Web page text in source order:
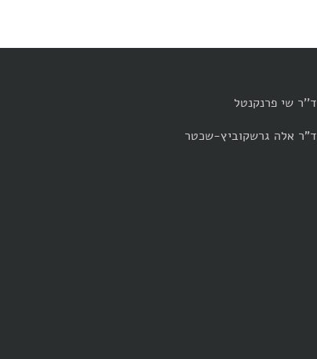
ד''ר שי פרנקנטל
ד"ר אלה גרשקוביץ-שכטר